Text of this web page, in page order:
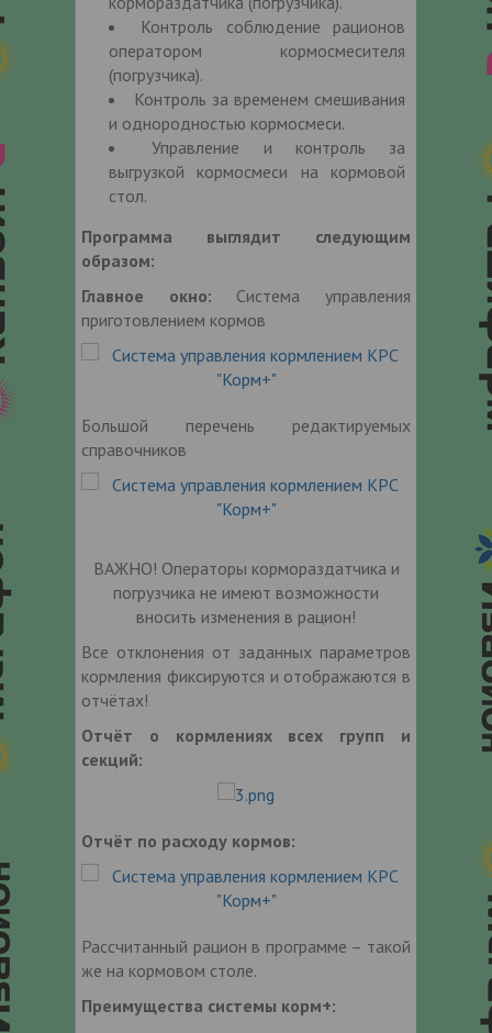
Контроль соблюдение рационов
оператором кормосмесителя
(погрузчика).
Контроль за временем смешивания
и однородностью кормосмеси.
Управление и контроль за
выгрузкой кормосмеси на кормовой
стол.
Программа выглядит следующим
образом:
Главное окно: Система управления
приготовлением кормов
Большой перечень редактируемых
справочников
ВАЖНО! Операторы кормораздатчика и
погрузчика не имеют возможности
вносить изменения в рацион!
Все отклонения от заданных параметров
кормления фиксируются и отображаются в
отчётах!
Отчёт о кормлениях всех групп и
секций:
Отчёт по расходу кормов:
Рассчитанный рацион в программе – такой
же на кормовом столе.
Преимущества системы корм+: